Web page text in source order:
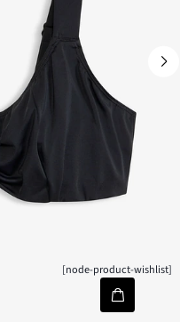
[node-product-wishlist]